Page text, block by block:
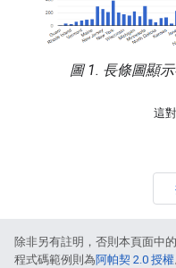
圖 1. 長條圖顯
這
除非另有註明，否則本頁面中
程式碼範例則為阿帕契 2.0 授權